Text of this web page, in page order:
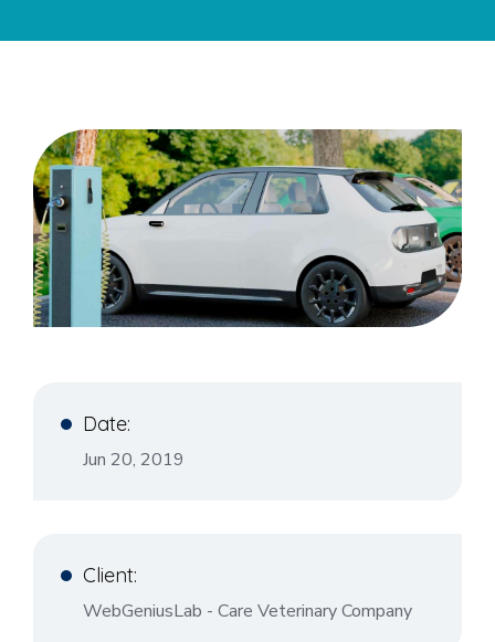
Date:
Jun 20, 2019
Client:
WebGeniusLab - Care Veterinary Company